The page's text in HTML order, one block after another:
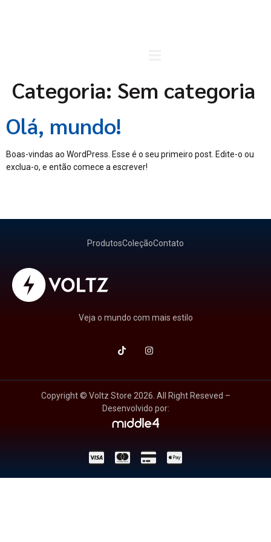
Categoria: Sem categoria
Olá, mundo!
Boas-vindas ao WordPress. Esse é o seu primeiro post. Edite-o ou
exclua-o, e então comece a escrever!
ProdutosColeçãoContato
Veja o mundo com mais estilo
Copyright © Voltz Store 2026. All Right Reseved –
Desenvolvido por: